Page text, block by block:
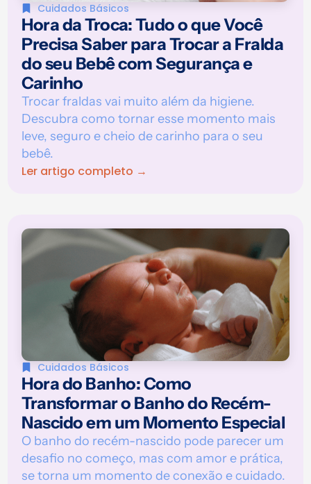
Cuidados Básicos
Hora da Troca: Tudo o que Você
Precisa Saber para Trocar a Fralda
do seu Bebê com Segurança e
Carinho
Trocar fraldas vai muito além da higiene.
Descubra como tornar esse momento mais
leve, seguro e cheio de carinho para o seu
bebê.
Ler artigo completo →
Cuidados Básicos
Hora do Banho: Como
Transformar o Banho do Recém-
Nascido em um Momento Especial
O banho do recém-nascido pode parecer um
desafio no começo, mas com amor e prática,
se torna um momento de conexão e cuidado.